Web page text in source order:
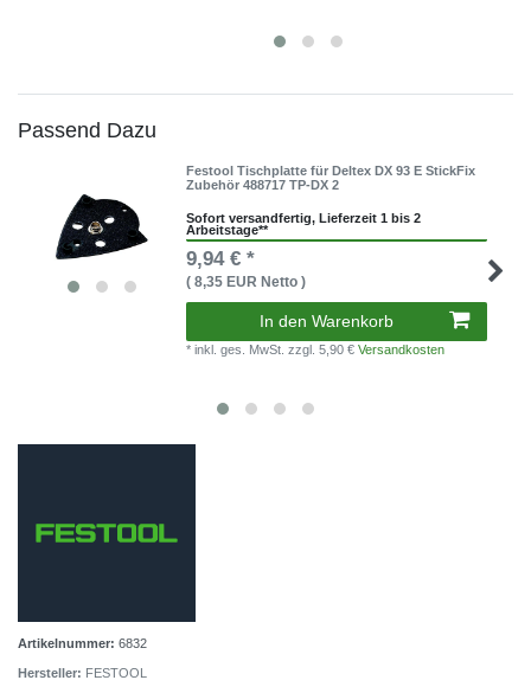
Passend Dazu
Festool Tischplatte für Deltex DX 93 E StickFix
Zubehör 488717 TP-DX 2
Sofort versandfertig, Lieferzeit 1 bis 2
Arbeitstage**
9,94 € *
( 8,35 EUR Netto )
In den Warenkorb
* inkl. ges. MwSt.zzgl. 5,90 €Versandkosten
Artikelnummer: 6832
Hersteller: FESTOOL